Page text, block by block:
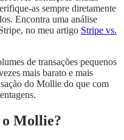
as sempre diretamente
Encontra uma análise
no meu artigo Stripe vs.
de transações pequenos
mais barato e mais
do Mollie do que com
o Mollie?